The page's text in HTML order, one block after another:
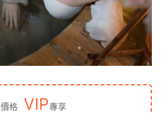
格 VIP專享